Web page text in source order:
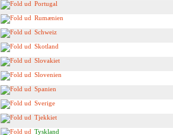
Portugal
Rumænien
Schweiz
Skotland
Slovakiet
Slovenien
Spanien
Sverige
Tjekkiet
Tyskland